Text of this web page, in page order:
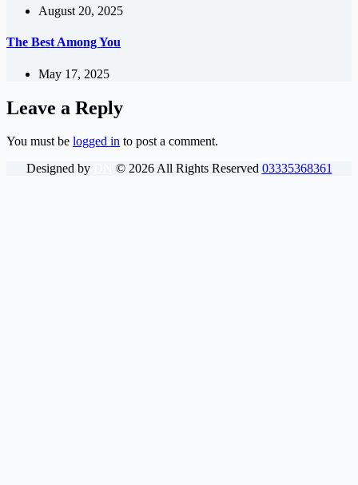
August 20, 2025
The Best Among You
May 17, 2025
Leave a Reply
You must be logged in to post a comment.
Designed by
© 2026All Rights Reserved 03335368361